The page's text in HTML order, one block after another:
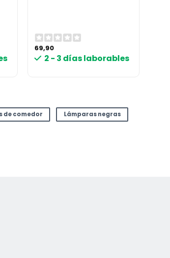
69,90
2 - 3 días laborables
de comedor Lámparas negras